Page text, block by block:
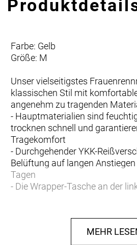
Farbe: Gelb
Größe: M
Unser vielseitigstes
klassischen Stil mit
angenehm zu tragenden
- Hauptmaterialien sind
trocknen schnell und
Tragekomfort
- Durchgehender YKK-
Belüftung auf langen
Tagen
- Die Wrapper-Tasche an der
auf dem Rücken für
- Drei offene Rückentaschen
MEHR